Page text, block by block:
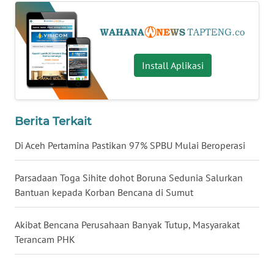
Install Aplikasi
Berita Terkait
Di Aceh Pertamina Pastikan 97% SPBU Mulai Beroperasi
Parsadaan Toga Sihite dohot Boruna Sedunia Salurkan
Bantuan kepada Korban Bencana di Sumut
Akibat Bencana Perusahaan Banyak Tutup, Masyarakat
Terancam PHK
WN
MALUKU
WN
MALUT
WN
DAIRI
WN
DANAU
NIAS